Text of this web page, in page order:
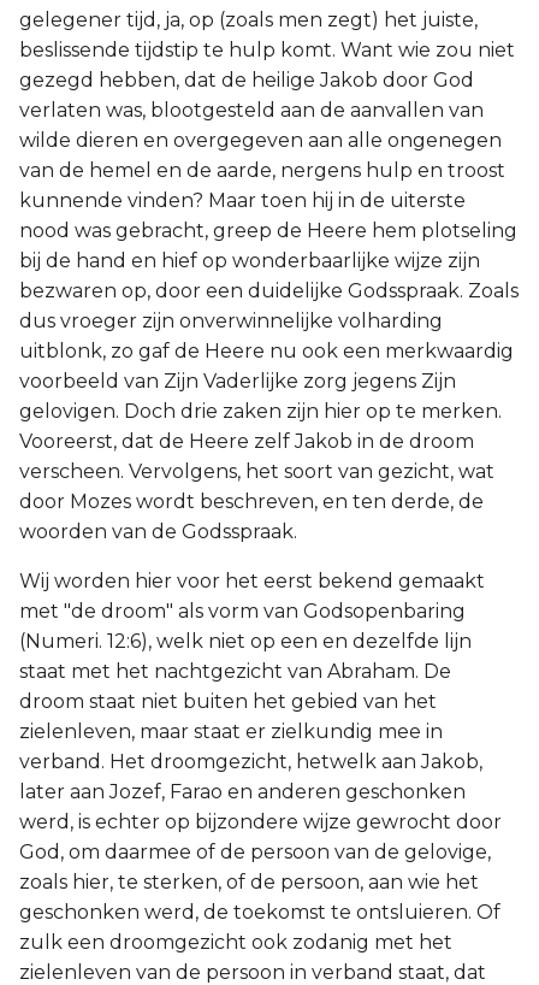
gelegener tijd, ja, op (zoals men zegt) het juiste,
beslissende tijdstip te hulp komt. Want wie zou niet
gezegd hebben, dat de heilige Jakob door God
verlaten was, blootgesteld aan de aanvallen van
wilde dieren en overgegeven aan alle ongenegen
van de hemel en de aarde, nergens hulp en troost
kunnende vinden? Maar toen hij in de uiterste
nood was gebracht, greep de Heere hem plotseling
bij de hand en hief op wonderbaarlijke wijze zijn
bezwaren op, door een duidelijke Godsspraak. Zoals
dus vroeger zijn onverwinnelijke volharding
uitblonk, zo gaf de Heere nu ook een merkwaardig
voorbeeld van Zijn Vaderlijke zorg jegens Zijn
gelovigen. Doch drie zaken zijn hier op te merken.
Vooreerst, dat de Heere zelf Jakob in de droom
verscheen. Vervolgens, het soort van gezicht, wat
door Mozes wordt beschreven, en ten derde, de
woorden van de Godsspraak.
Wij worden hier voor het eerst bekend gemaakt
met "de droom" als vorm van Godsopenbaring
(Numeri. 12:6), welk niet op een en dezelfde lijn
staat met het nachtgezicht van Abraham. De
droom staat niet buiten het gebied van het
zielenleven, maar staat er zielkundig mee in
verband. Het droomgezicht, hetwelk aan Jakob,
later aan Jozef, Farao en anderen geschonken
werd, is echter op bijzondere wijze gewrocht door
God, om daarmee of de persoon van de gelovige,
zoals hier, te sterken, of de persoon, aan wie het
geschonken werd, de toekomst te ontsluieren. Of
zulk een droomgezicht ook zodanig met het
zielenleven van de persoon in verband staat, dat